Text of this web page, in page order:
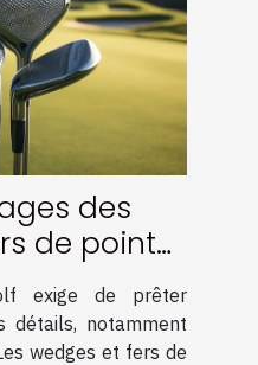
des
de pointe
exige de prêter
détails, notamment
wedges et fers de